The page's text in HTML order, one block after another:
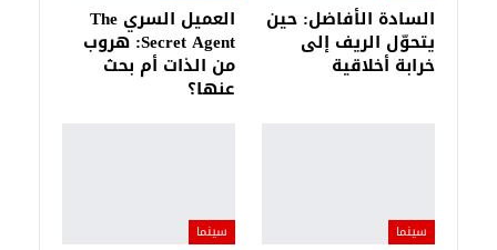
السادة الأفاضل: حين
يتحوّل الريف إلى
خرابة أخلاقية
العميل السري The
Secret Agent: هروب
من الذات أم بحث
عنها؟
سينما سينما